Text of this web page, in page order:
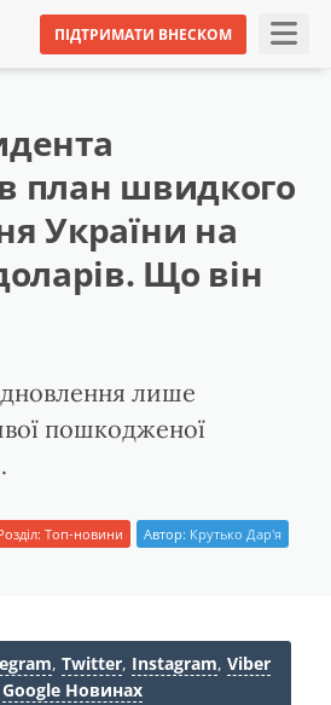
ПІДТРИМАТИ ВНЕСКОМ
план швидкого
України на
Що він
лише
пошкодженої
Топ-новини Автор: Крутько Дар'я
, Twitter, Instagram, Viber
Google Новинах